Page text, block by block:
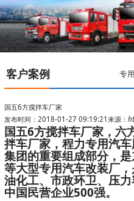
专
客户案例
国五6方搅拌车厂家
发布时间：2018-01-27 09:19:21来源：
国五6方搅拌车厂家，六
拌车厂家，程力专用汽
集团的重要组成部分，
等大型专用汽车改装厂
油化工、市政环卫、压
中国民营企业500强。